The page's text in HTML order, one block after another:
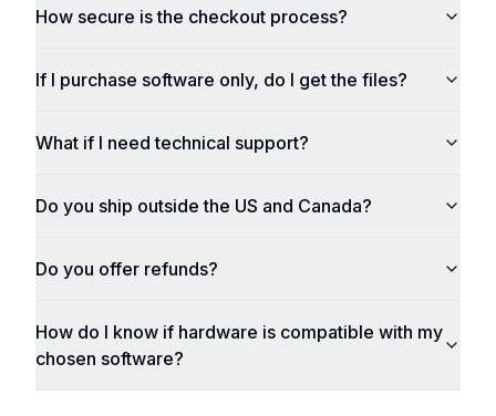
How secure is the checkout process?
If I purchase software only, do I get the files?
What if I need technical support?
Do you ship outside the US and Canada?
Do you offer refunds?
How do I know if hardware is compatible with my
chosen software?